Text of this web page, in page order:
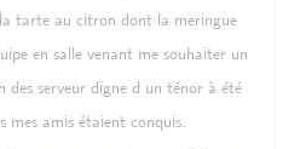
tarte au citron dont la meringue
en salle venant me souhaiter un
des serveur digne d un ténor à été
mes amis étaient conquis.